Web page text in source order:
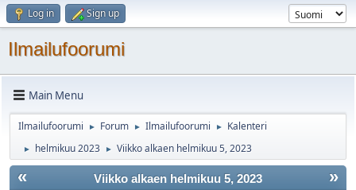
Log in Sign up
Ilmailufoorumi
Main Menu
Ilmailufoorumi ► Forum ► Ilmailufoorumi ► Kalenteri
► helmikuu 2023 ► Viikko alkaen helmikuu 5, 2023
« »
Viikko alkaen helmikuu 5, 2023